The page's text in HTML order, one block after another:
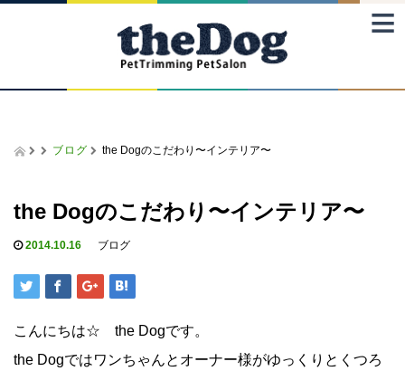
≡
ブログ the Dogのこだわり〜インテリア〜
the Dogのこだわり〜インテリア〜
2014.10.16 ブログ
こんにちは☆ the Dogです。
the Dogではワンちゃんとオーナー様がゆっくりとくつろ